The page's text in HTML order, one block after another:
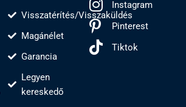
Visszatérítés/Visszaküldés
Magánélet
Garancia
Legyen
kereskedő
Instagram
Pinterest
Tiktok